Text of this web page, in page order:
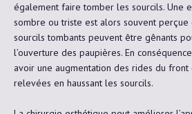
également faire tomber les sourcils. Une
sombre ou triste est alors souvent perçue
sourcils tombants peuvent être gênants
l’ouverture des paupières. En
avoir une augmentation des rides du
relevées en haussant les sourcils.